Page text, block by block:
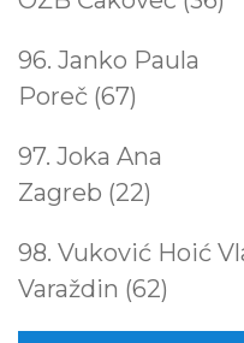
96.
Poreč (67)
97. Joka
Zagreb
98. Vuković
Varaždin (62)